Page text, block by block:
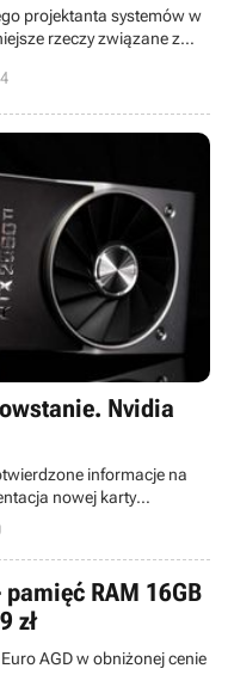
projektanta systemów w
rzeczy związane z
się przedmioty, a
ustalony.
Nvidia
informacje na
nowej karty
się na początku
pamięć RAM 16GB
zł
AGD w obniżonej cenie